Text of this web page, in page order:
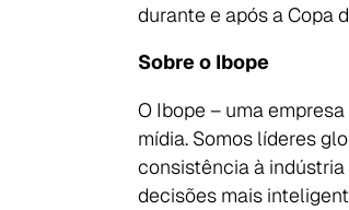
durante e após a Copa
Sobre o Ibope
O Ibope – uma
mídia. Somos líderes
consistência à indústria
decisões mais